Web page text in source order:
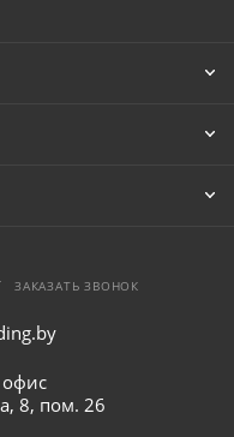
ЗАКАЗАТЬ ЗВОНОК
8, пом. 26